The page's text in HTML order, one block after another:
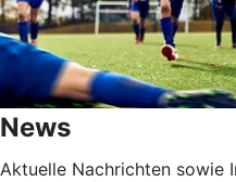
News
Aktuelle Nachrichten sowie